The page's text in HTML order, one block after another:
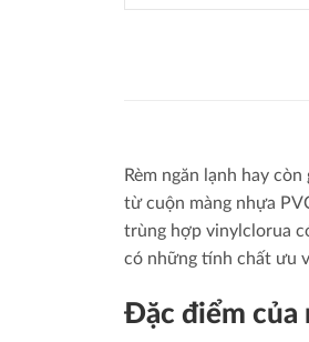
Rèm ngăn lạnh hay
từ cuộn màng nhựa
trùng hợp vinylclorua
có những tính chất ưu
Đặc điểm của